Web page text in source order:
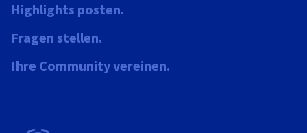
Highlights posten.
Fragen stellen.
Ihre Community vereinen.